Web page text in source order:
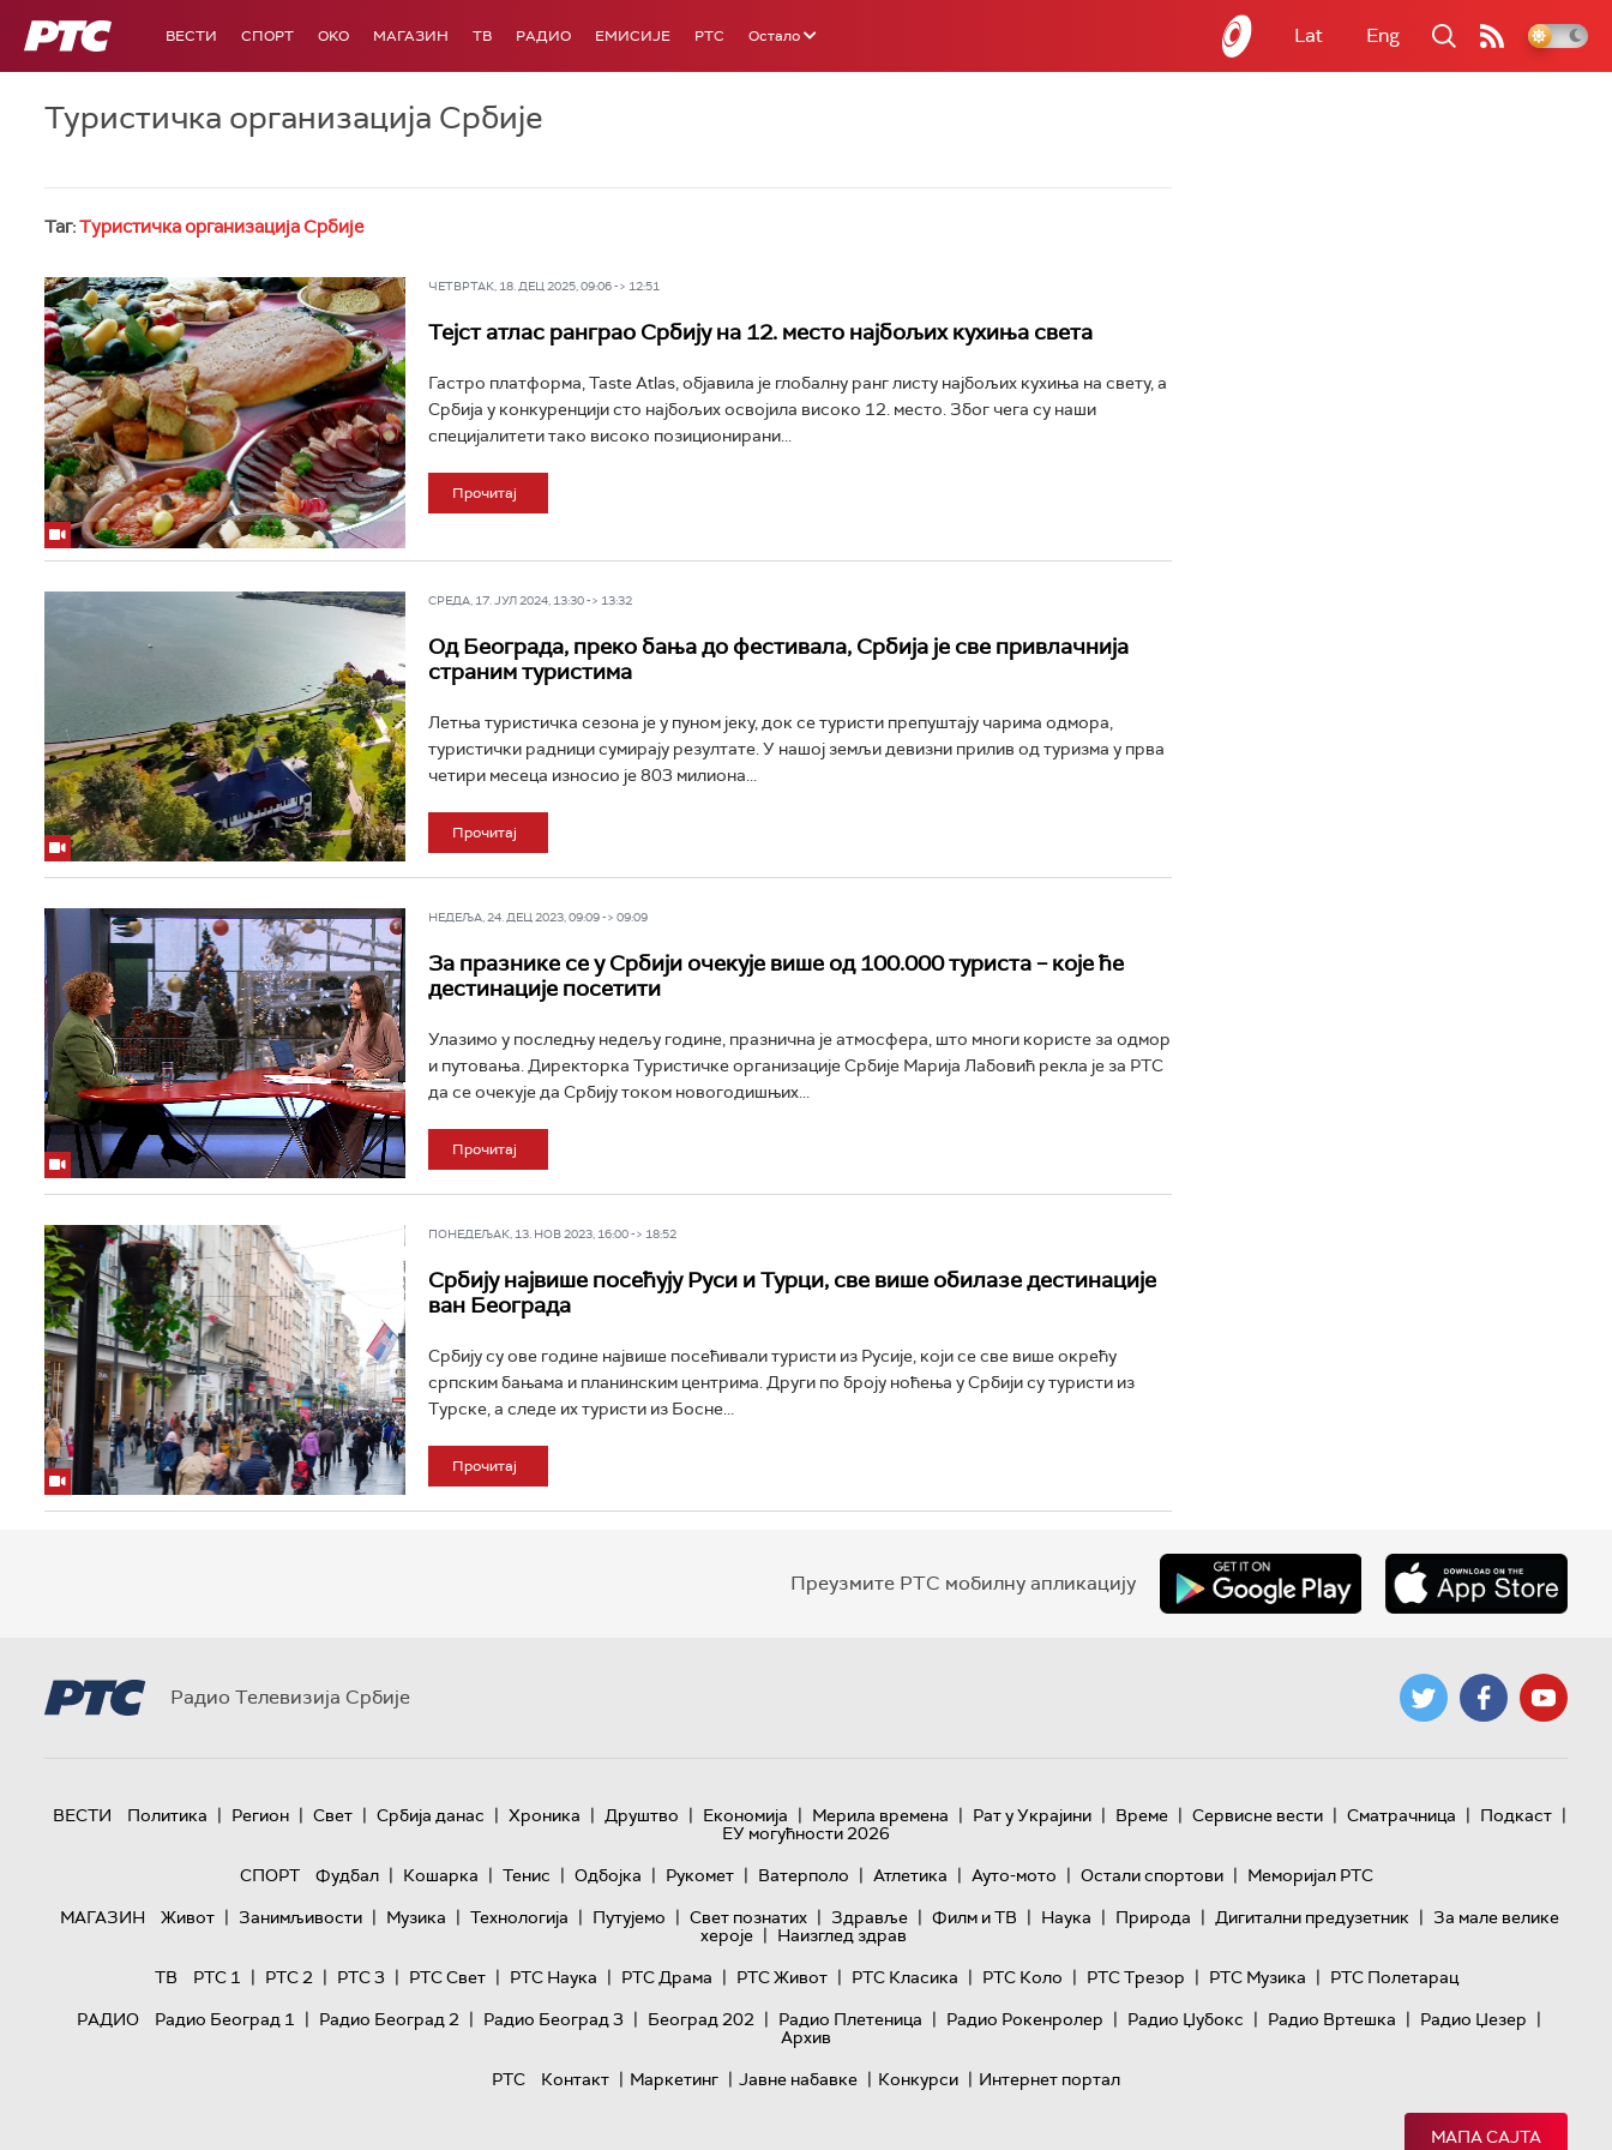
РТС ВЕСТИ СПОРТ OKO МАГАЗИН ТВ РАДИО ЕМИСИЈЕ РТС Остало Lat Eng
Туристичка организација Србије
Таг:Туристичка организација Србије
ЧЕТВРТАК, 18. ДЕЦ 2025, 09:06 -> 12:51
Тејст атлас ранграо Србију на 12. место најбољих кухиња света
Гастро платформа, Taste Atlas, објавила је глобалну ранг листу најбољих кухиња на свету, а
Србија у конкуренцији сто најбољих освојила високо 12. место. Због чега су наши
специјалитети тако високо позиционирани...
Прочитај
СРЕДА, 17. ЈУЛ 2024, 13:30 -> 13:32
Од Београда, преко бања до фестивала, Србија је све привлачнија
страним туристима
Летња туристичка сезона је у пуном јеку, док се туристи препуштају чарима одмора,
туристички радници сумирају резултате. У нашој земљи девизни прилив од туризма у прва
четири месеца износио је 803 милиона...
Прочитај
НЕДЕЉА, 24. ДЕЦ 2023, 09:09 -> 09:09
За празнике се у Србији очекује више од 100.000 туриста – које ће
дестинације посетити
Улазимо у последњу недељу године, празнична је атмосфера, што многи користе за одмор
и путовања. Директорка Туристичке организације Србије Марија Лабовић рекла је за РТС
да се очекује да Србију током новогодишњих...
Прочитај
ПОНЕДЕЉАК, 13. НОВ 2023, 16:00 -> 18:52
Србију највише посећују Руси и Турци, све више обилазе дестинације
ван Београда
Србију су ове године највише посећивали туристи из Русије, који се све више окрећу
српским бањама и планинским центрима. Други по броју ноћења у Србији су туристи из
Турске, а следе их туристи из Босне...
Прочитај
Преузмите РТС мобилну апликацију
Радио Телевизија Србије
ВЕСТИ Политика | Регион | Свет | Србија данас | Хроника | Друштво | Економија | Мерила времена | Рат у Украјини | Време | Сервисне вести | Сматрачница | Подкаст |
ЕУ могућности 2026
СПОРТ
Фудбал | Кошарка | Тенис | Одбојка | Рукомет | Ватерполо | Атлетика | Ауто-мото | Остали спортови | Меморијал РТС
МАГАЗИН
Живот | Занимљивости | Музика | Технологијa | Путујемо | Свет познатих | Здравље | Филм и ТВ | Наука | Природа | Дигитални предузетник | За мале велике
хероје | Наизглед здрав
ТВ
РТС 1 | РТС 2 | РТС 3 | РТС Свет | РТС Наука | РТС Драма | РТС Живот | РТС Класика | РТС Коло | РТС Трезор | РТС Музика | РТС Полетарац
РАДИО
Радио Београд 1 | Радио Београд 2 | Радио Београд 3 | Београд 202 | Радио Плетеница | Радио Рокенролер | Радио Џубокс | Радио Вртешка | Радио Џезер |
Архив
РТС
Контакт | Маркетинг | Јавне набавке | Конкурси | Интернет портал
МАПА САЈТА